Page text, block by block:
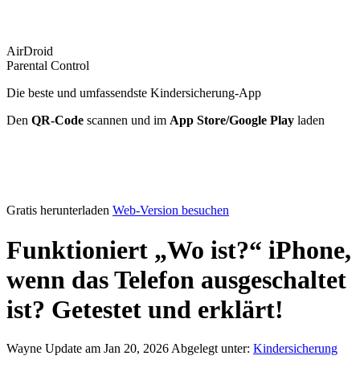
AirDroid
Parental Control
Die beste und umfassendste Kindersicherung-App
Den QR-Code scannen und im App Store/Google Play laden
Gratis herunterladen Web-Version besuchen
Funktioniert „Wo ist?“ iPhone,
wenn das Telefon ausgeschaltet
ist? Getestet und erklärt!
Wayne Update am Jan 20, 2026 Abgelegt unter: Kindersicherung